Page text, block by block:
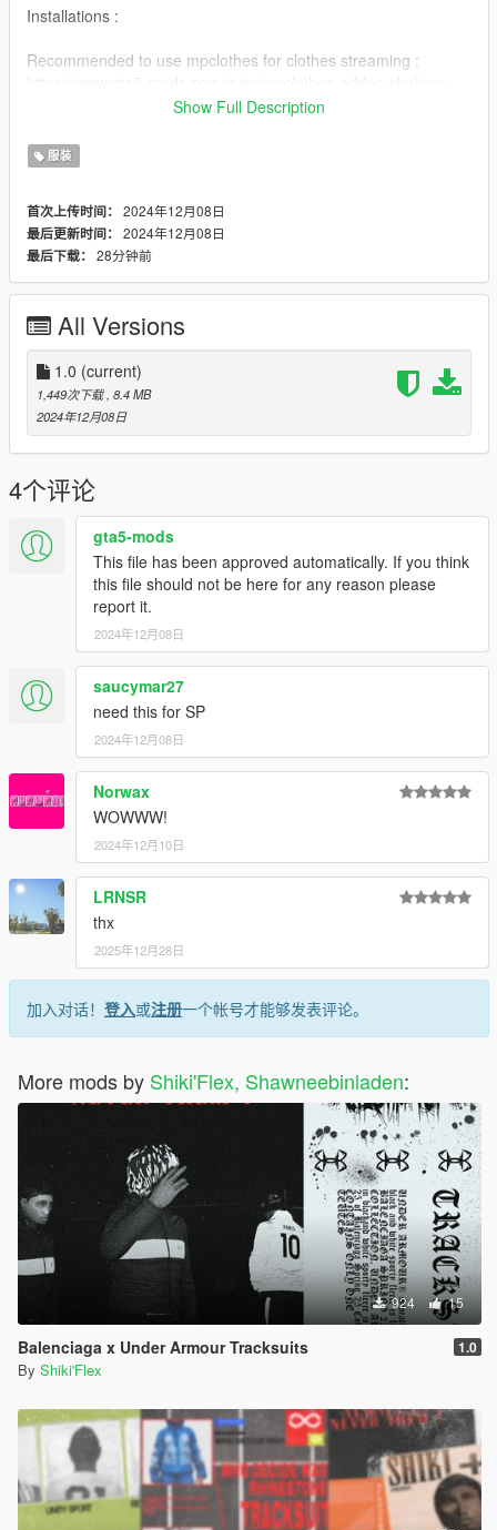
Installations :
Recommended to use mpclothes for clothes streaming :
And for people who don't use mpclothes :
x64v.rpf/models/cdimages/streamedpeds-mp.rpf/mp-m-
LEWIS, IT'S HAMMER TIME !
Show Full Description
服装
首次上传时间： 2024年12月08日
最后更新时间： 2024年12月08日
最后下载： 28分钟前
All Versions
1.0 (current)
1,449次下载 , 8.4 MB
2024年12月08日
4个评论
gta5-mods
This file has been approved automatically. If you think
this file should not be here for any reason please
report it.
2024年12月08日
saucymar27
need this for SP
2024年12月08日
Norwax
WOWWW!
2024年12月10日
LRNSR
thx
2025年12月28日
加入对话！ 登入或注册一个帐号才能够发表评论。
More mods by Shiki'Flex, Shawneebinladen:
924 15
Balenciaga x Under Armour Tracksuits 1.0
By Shiki'Flex